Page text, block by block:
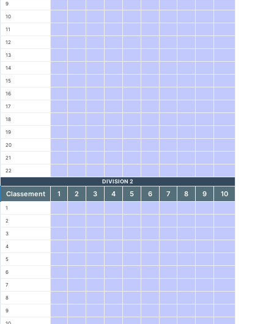
9
10
11
12
13
14
15
16
17
18
19
20
21
22
DIVISION 2
Classement 1 2 3 4 5 6 7 8 9 10
1
2
3
4
5
6
7
8
9